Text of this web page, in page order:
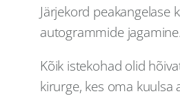
Järjekord
autogrammide jagamine.
Kõik istekohad olid
kirurge, kes oma